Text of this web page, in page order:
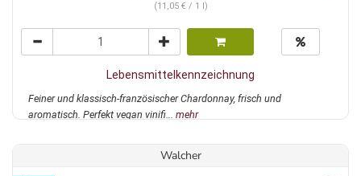
(11,05 € / 1 l)
Lebensmittelkennzeichnung
Feiner und klassisch-französischer Chardonnay, frisch und
aromatisch. Perfekt vegan vinifi... mehr
Walcher